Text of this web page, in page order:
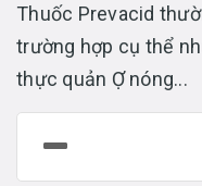
Thuốc Prevacid
trường hợp cụ thể
thực quản Ợ nóng...